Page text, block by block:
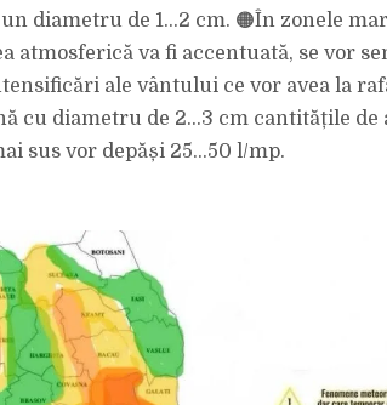
diametru de 1…2 cm. 🟠În zonele
atmosferică va fi accentuată, se vor
ale vântului ce vor avea la
cu diametru de 2…3 cm cantitățile de
sus vor depăși 25…50 l/mp.